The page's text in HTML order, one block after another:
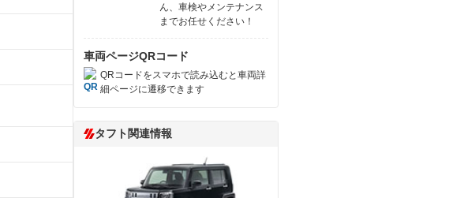
ん、車検やメンテナンス
までお任せください！
車両ページQRコード
QRコードをスマホで読み込むと車両詳
細ページに遷移できます
タフト関連情報